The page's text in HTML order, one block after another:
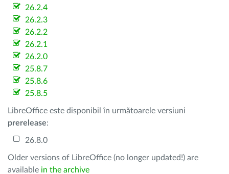
26.2.4
26.2.3
26.2.2
26.2.1
26.2.0
25.8.7
25.8.6
25.8.5
LibreOffice este disponibil în următoarele versiuni
prerelease:
26.8.0
Older versions of LibreOffice (no longer updated!) are
available in the archive